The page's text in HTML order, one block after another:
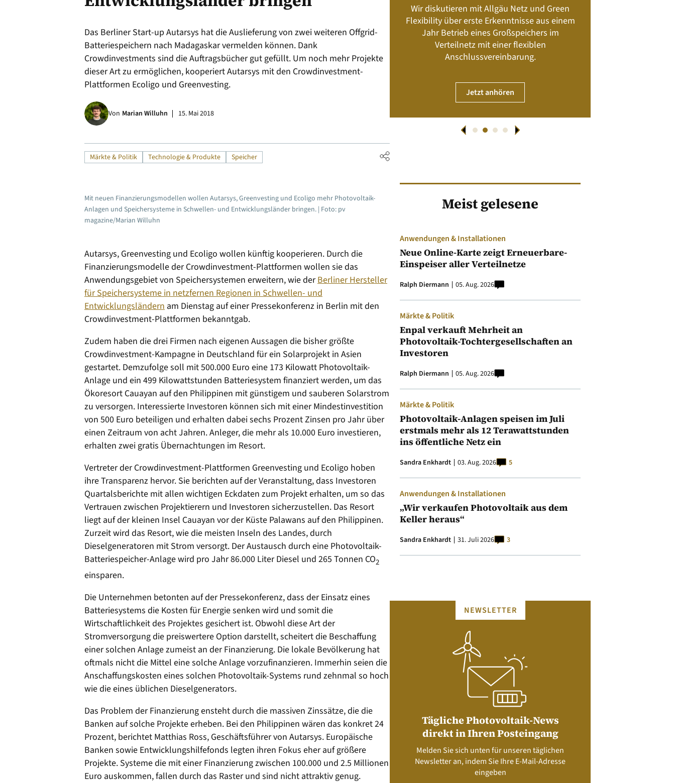
Das Berliner Start-up Autarsys hat die Auslieferung von zwei weiteren Offgrid-
Batteriespeichern nach Madagaskar vermelden können. Dank
Crowdinvestments sind die Auftragsbücher gut gefüllt. Um noch mehr Projekte
dieser Art zu ermöglichen, kooperiert Autarsys mit den Crowdinvestment-
Plattformen Ecoligo und Greenvesting.
Von Marian Willuhn 15. Mai 2018
Märkte & Politik Technologie & Produkte Speicher
Mit neuen Finanzierungsmodellen wollen Autarsys, Greenvesting und Ecoligo mehr Photovoltaik-
Anlagen und Speichersysteme in Schwellen- und Entwicklungsländer bringen. | Foto: pv
magazine/Marian Willuhn
Autarsys, Greenvesting und Ecoligo wollen künftig kooperieren. Durch die
Finanzierungsmodelle der Crowdinvestment-Plattformen wollen sie das
Anwendungsgebiet von Speichersystemen erweitern, wie derBerliner Hersteller
für Speichersysteme in netzfernen Regionen in Schwellen- und
Entwicklungsländern am Dienstag auf einer Pressekonferenz in Berlin mit den
Crowdinvestment-Plattformen bekanntgab.
Zudem haben die drei Firmen nach eigenen Aussagen die bisher größte
Crowdinvestment-Kampagne in Deutschland für ein Solarprojekt in Asien
gestartet. Demzufolge soll mit 500.000 Euro eine 173 Kilowatt Photovoltaik-
Anlage und ein 499 Kilowattstunden Batteriesystem finanziert werden, um das
Ökoresort Cauayan auf den Philippinen mit günstigem und sauberen Solarstrom
zu versorgen. Interessierte Investoren können sich mit einer Mindestinvestition
von 500 Euro beteiligen und erhalten dabei sechs Prozent Zinsen pro Jahr über
einen Zeitraum von acht Jahren. Anleger, die mehr als 10.000 Euro investieren,
erhalten zwei gratis Übernachtungen im Resort.
Vertreter der Crowdinvestment-Plattformen Greenvesting und Ecoligo hoben
ihre Transparenz hervor. Sie berichten auf der Veranstaltung, dass Investoren
Quartalsberichte mit allen wichtigen Eckdaten zum Projekt erhalten, um so das
Vertrauen zwischen Projektierern und Investoren sicherzustellen. Das Resort
liegt auf der kleinen Insel Cauayan vor der Küste Palawans auf den Philippinen.
Zurzeit wird das Resort, wie die meisten Inseln des Landes, durch
Dieselgeneratoren mit Strom versorgt. Der Austausch durch eine Photovoltaik-
Batteriespeicher-Anlage wird pro Jahr 86.000 Liter Diesel und 265 Tonnen CO2
einsparen.
Die Unternehmen betonten auf der Pressekonferenz, dass der Einsatz eines
Batteriesystems die Kosten für Energie senken wird und somit die
Wirtschaftlichkeit des Projektes gesichert ist. Obwohl diese Art der
Stromversorgung die preiswertere Option darstellt, scheitert die Beschaffung
einer solchen Anlage zumeist an der Finanzierung. Die lokale Bevölkerung hat
oftmals nicht die Mittel eine solche Anlage vorzufinanzieren. Immerhin seien die
Anschaffungskosten eines solchen Photovoltaik-Systems rund zehnmal so hoch
wie die eines üblichen Dieselgenerators.
Das Problem der Finanzierung ensteht durch die massiven Zinssätze, die die
Banken auf solche Projekte erheben. Bei den Philippinen wären das konkret 24
Prozent, berichtet Matthias Ross, Geschäftsführer von Autarsys. Europäische
Banken sowie Entwicklungshilfefonds legten ihren Fokus eher auf größere
Projekte. Systeme die mit einer Finanzierung zwischen 100.000 und 2.5 Millionen
Euro auskommen, fallen durch das Raster und sind nicht attraktiv genug.
Alles neu? Rahmenbedingungen, Produkte,
Geschäftsmodelle
Jetzt kaufen
Wir diskutieren mit Allgäu Netz und Green
Flexibility über erste Erkenntnisse aus einem
Jahr Betrieb eines Großspeichers im
Verteilnetz mit einer flexiblen
Anschlussvereinbarung.
Jetzt anhören
Meist gelesene
Anwendungen & Installationen
Neue Online-Karte zeigt Erneuerbare-
Einspeiser aller Verteilnetze
Ralph Diermann 05. Aug. 2026
Märkte & Politik
Enpal verkauft Mehrheit an
Photovoltaik-Tochtergesellschaften an
Investoren
Ralph Diermann 05. Aug. 2026
Märkte & Politik
Photovoltaik-Anlagen speisen im Juli
erstmals mehr als 12 Terawattstunden
ins öffentliche Netz ein
Sandra Enkhardt 03. Aug. 2026 5
Anwendungen & Installationen
„Wir verkaufen Photovoltaik aus dem
Keller heraus“
Sandra Enkhardt 31. Juli 2026 3
NEWSLETTER
Tägliche Photovoltaik-News
direkt in Ihren Posteingang
Melden Sie sich unten für unseren täglichen
Newsletter an, indem Sie Ihre E-Mail-Adresse
eingeben